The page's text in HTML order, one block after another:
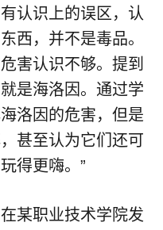
认识上的误区，认
西，并不是毒品。
害认识不够。提到
是海洛因。通过学
洛因的危害，但是
甚至认为它们还可
得更嗨。”
某职业技术学院发